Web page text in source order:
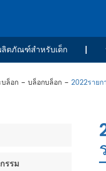
ลิตภัณฑ์สำหรับเด็ก
ล็อก บล็อกบล็อก 2022ราย
รรม